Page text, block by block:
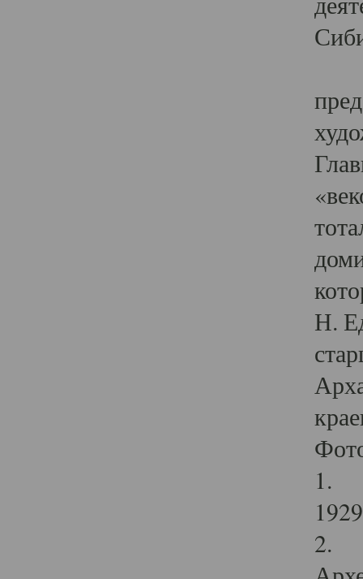
Н.
1.
2.